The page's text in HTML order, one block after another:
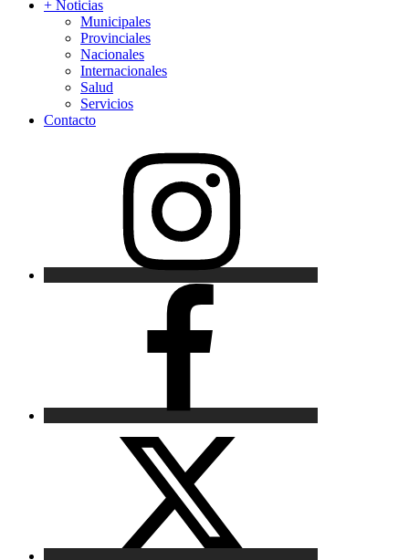
+ Noticias
Municipales
Provinciales
Nacionales
Internacionales
Salud
Servicios
Contacto